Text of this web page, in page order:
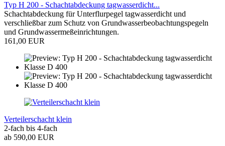
Typ H 200 - Schachtabdeckung tagwasserdicht...
Schachtabdeckung für Unterflurpegel tagwasserdicht und
verschließbar zum Schutz von Grundwasserbeobachtungspegeln
und Grundwassermeßeinrichtungen.
161,00 EUR
Verteilerschacht klein
2-fach bis 4-fach
ab 590,00 EUR